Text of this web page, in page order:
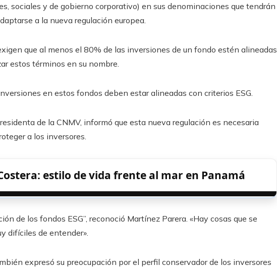
sociales y de gobierno corporativo) en sus denominaciones que tendrán
a la nueva regulación europea.
que al menos el 80% de las inversiones de un fondo estén alineadas
estos términos en su nombre.
en estos fondos deben estar alineadas con criterios ESG.
de la CNMV, informó que esta nueva regulación es necesaria
a los inversores.
estilo de vida frente al mar en Panamá
de los fondos ESG”, reconoció Martínez Parera. «Hay cosas que se
difíciles de entender».
expresó su preocupación por el perfil conservador de los inversores